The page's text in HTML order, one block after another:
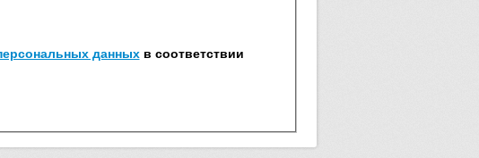
данныхв соответствии